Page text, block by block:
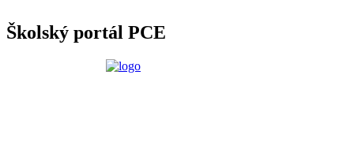
Školský portál PCE